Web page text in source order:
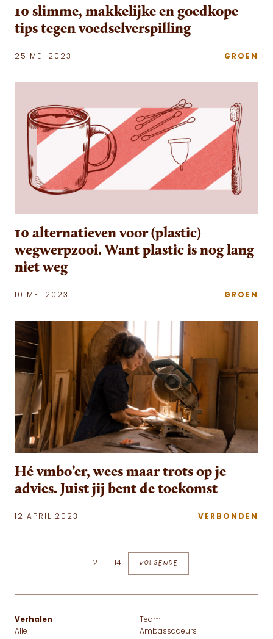
10 slimme, makkelijke en goedkope
tips tegen voedselverspilling
25 MEI 2023 GROEN
10 alternatieven voor (plastic)
wegwerpzooi. Want plastic is nog lang
niet weg
10 MEI 2023 GROEN
Hé vmbo’er, wees maar trots op je
advies. Juist jij bent de toekomst
12 APRIL 2023 VERBONDEN
Berichten paginering
2 … 14 VOLGENDE
Verhalen
Alle
Team
Ambassadeurs